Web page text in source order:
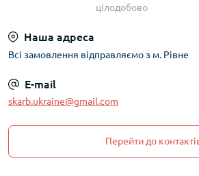
цілодобово
Наша адреса
Всі замовлення відправляємо з м. Рівне
E-mail
skarb.ukraine@gmail.com
Перейти до